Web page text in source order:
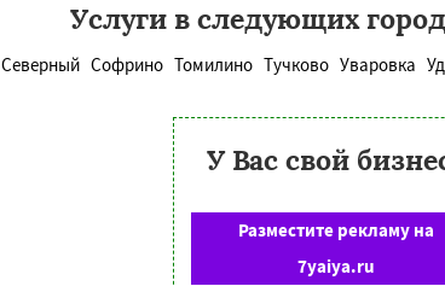
Услуги в следующих
Северный Софрино Томилино Тучково Уваровка
У Вас свой
Разместите рекламу на
7yaiya.ru